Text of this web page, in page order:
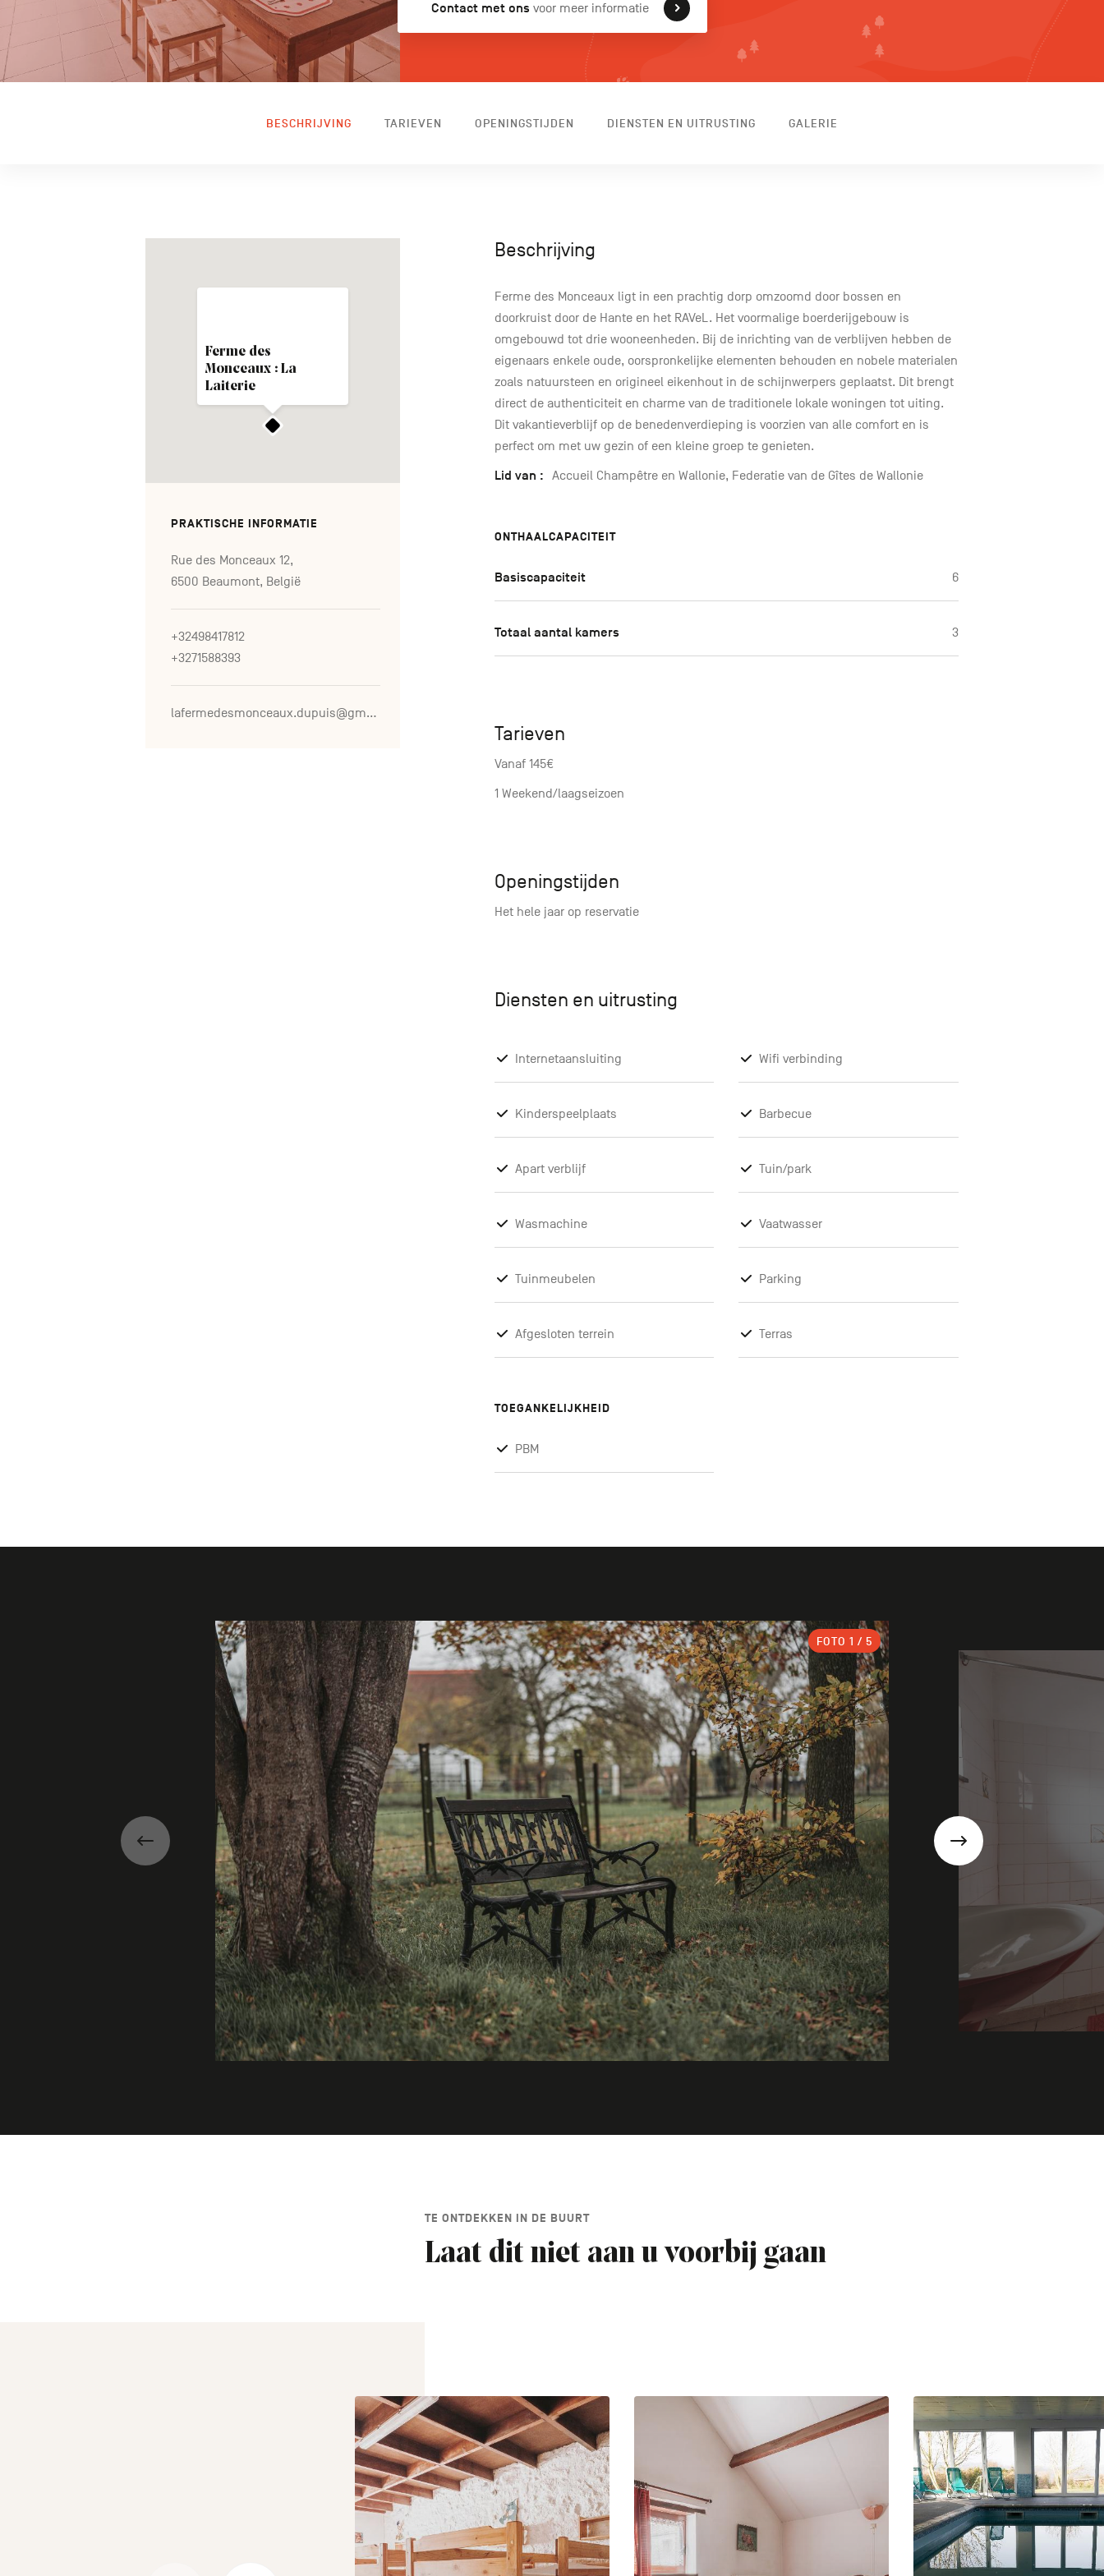
Contact met ons voor meer informatie
BESCHRIJVING TARIEVEN OPENINGSTIJDEN DIENSTEN EN UITRUSTING GALERIE
Ferme des
Monceaux : La
Laiterie
PRAKTISCHE INFORMATIE
Rue des Monceaux 12,
6500 Beaumont, België
+32498417812
+3271588393
lafermedesmonceaux.dupuis@gmail.com
Beschrijving
Ferme des Monceaux ligt in een prachtig dorp omzoomd door bossen en
doorkruist door de Hante en het RAVeL. Het voormalige boerderijgebouw is
omgebouwd tot drie wooneenheden. Bij de inrichting van de verblijven hebben de
eigenaars enkele oude, oorspronkelijke elementen behouden en nobele materialen
zoals natuursteen en origineel eikenhout in de schijnwerpers geplaatst. Dit brengt
direct de authenticiteit en charme van de traditionele lokale woningen tot uiting.
Dit vakantieverblijf op de benedenverdieping is voorzien van alle comfort en is
perfect om met uw gezin of een kleine groep te genieten.
Lid van : Accueil Champêtre en Wallonie, Federatie van de Gîtes de Wallonie
ONTHAALCAPACITEIT
Basiscapaciteit 6
Totaal aantal kamers 3
Tarieven
Vanaf 145€
1 Weekend/laagseizoen
Openingstijden
Het hele jaar op reservatie
Diensten en uitrusting
Internetaansluiting Wifi verbinding
Kinderspeelplaats Barbecue
Apart verblijf Tuin/park
Wasmachine Vaatwasser
Tuinmeubelen Parking
Afgesloten terrein Terras
TOEGANKELIJKHEID
PBM
Précédent Suivant
FOTO 1 / 5
TE ONTDEKKEN IN DE BUURT
Laat dit niet aan u voorbij gaan